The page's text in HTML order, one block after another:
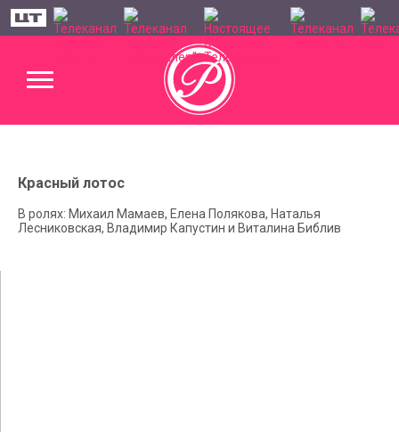
Красный лотос
В ролях: Михаил Мамаев, Елена Полякова, Наталья
Лесниковская, Владимир Капустин и Виталина Библив